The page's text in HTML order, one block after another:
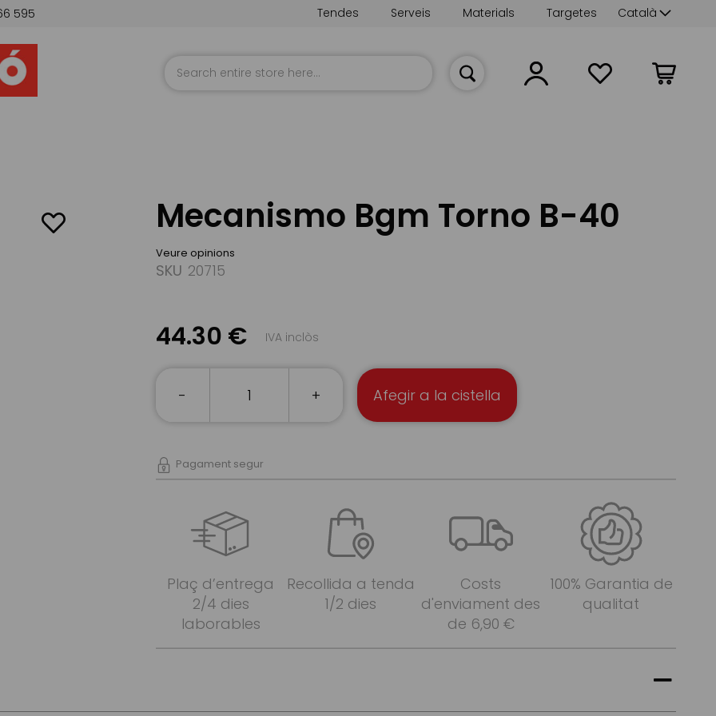
595 Language
Català
Targetes
Materials
Serveis
Tendes
La meva
Mecanismo Bgm Torno B-40
Veure opinions
SKU 20715
44.30 € IVA inclòs
- + Afegir a la cistella
Pagament segur
Plaç d’entrega
2/4 dies
laborables
Recollida a tenda
1/2 dies
Costs
d'enviament des
de 6,90 €
100% Garantia de
qualitat